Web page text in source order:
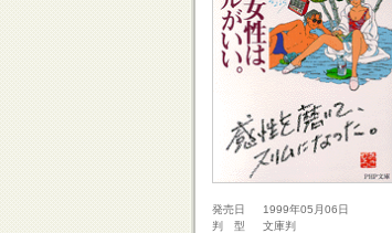
発売日
1999年05月06日
判 型
文庫判